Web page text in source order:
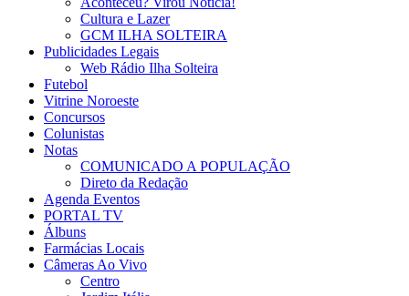
Cultura e Lazer
GCM ILHA SOLTEIRA
Publicidades Legais
Web Rádio Ilha Solteira
Futebol
Vitrine Noroeste
Concursos
Colunistas
Notas
COMUNICADO A POPULAÇÃO
Direto da Redação
Agenda Eventos
PORTAL TV
Álbuns
Farmácias Locais
Câmeras Ao Vivo
Centro